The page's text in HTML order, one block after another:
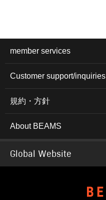
member services
Customer support/inquiries
規約・方針
About BEAMS
Global Website